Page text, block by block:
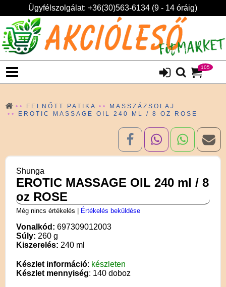
Ügyfélszolgálat: +36(30)563-6134 (9 - 14 óráig)
105
FELNŐTT PATIKA
MASSZÁZSOLAJ
EROTIC MASSAGE OIL 240 ML / 8 OZ ROSE
Shunga
EROTIC MASSAGE OIL 240 ml / 8
oz ROSE
Még nincs értékelés Értékelés beküldése
Vonalkód: 697309012003
Súly: 260 g
Kiszerelés: 240 ml
Készlet információ: készleten
Készlet mennyiség: 140 doboz